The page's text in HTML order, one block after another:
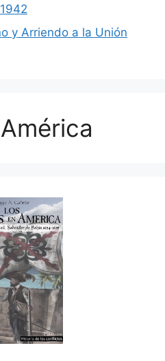
y Arriendo a la Unión